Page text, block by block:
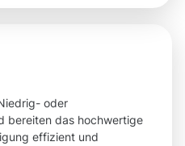
oder
bereiten das hochwertige
effizient und